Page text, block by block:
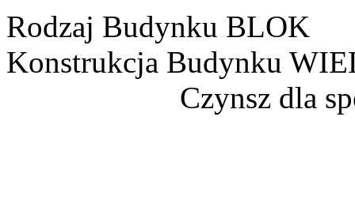
Rodzaj Budynku BLOK
Konstrukcja Budynku
Czynsz dla